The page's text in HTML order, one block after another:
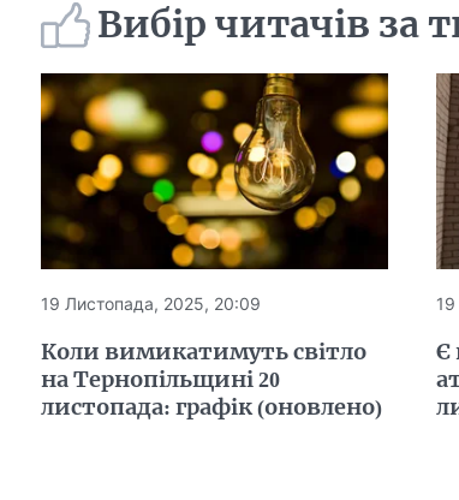
Вибір читачів за
19 Листопада, 2025, 20:09
Коли вимикатимуть світло
на Тернопільщині 20
листопада: графік (оновлено)
Є